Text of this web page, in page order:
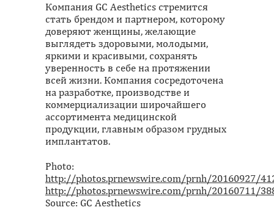
Компания GC Aesthetics стремится
стать брендом и партнером, которому
доверяют женщины, желающие
выглядеть здоровыми, молодыми,
яркими и красивыми, сохранять
уверенность в себе на протяжении
всей жизни. Компания сосредоточена
на разработке, производстве и
коммерциализации широчайшего
ассортимента медицинской
продукции, главным образом грудных
имплантатов.
Photo:
http://photos.prnewswire.com/prnh/20160927/
http://photos.prnewswire.com/prnh/20160711/
Source: GC Aesthetics